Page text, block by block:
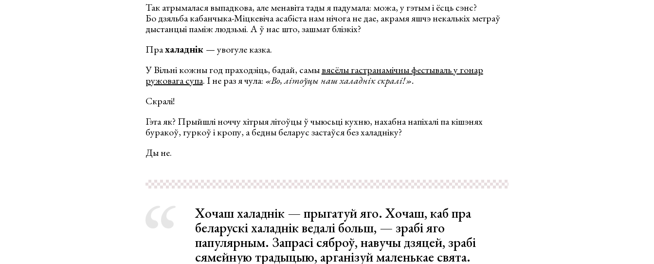
Так атрымалася выпадкова, але менавіта тады я падумала: можа, у гэтым і ёсць сэнс?
Бо дзяльба кабанчыка-Міцкевіча асабіста нам нічога не дае, акрамя яшчэ некалькіх метраў
дыстанцыі паміж людзьмі. А ў нас што, зашмат блізкіх?
Прахаладнік — увогуле казка.
У Вільні кожны год праходзіць, бадай, самывясёлы гастранамічны фестываль у гонар
ружовага супа. І не раз я чула: «Во, літоўцы наш халаднік скралі!».
Скралі!
Гэта як? Прыйшлі ноччу хітрыя літоўцы ў чыюсьці кухню, нахабна напіхалі па кішэнях
буракоў, гуркоў і кропу, а бедны беларус застаўся без халадніку?
Ды не.
Хочаш халаднік —прыгатуй яго. Хочаш, каб пра
беларускі халаднік ведалі больш, — зрабі яго
папулярным. Запрасі сяброў, навучы дзяцей, зрабі
сямейную традыцыю, арганізуй маленькае свята.